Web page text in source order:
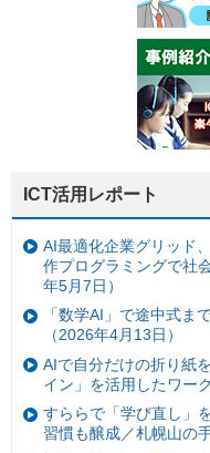
ICT活用レポート
AI最適化企業グリッド
作プログラミングで社
年5月7日）
「数学AI」で途中式ま
（2026年4月13日）
AIで自分だけの折り紙
イン」を活用したワー
すららで「学び直し」
習慣も醸成／札幌山の